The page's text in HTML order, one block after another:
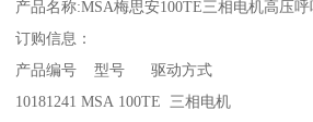
产品名称:MSA梅思安100TE三相电机高压
订购信息：
产品编号 型号 驱动方式
10181241 MSA 100TE 三相电机